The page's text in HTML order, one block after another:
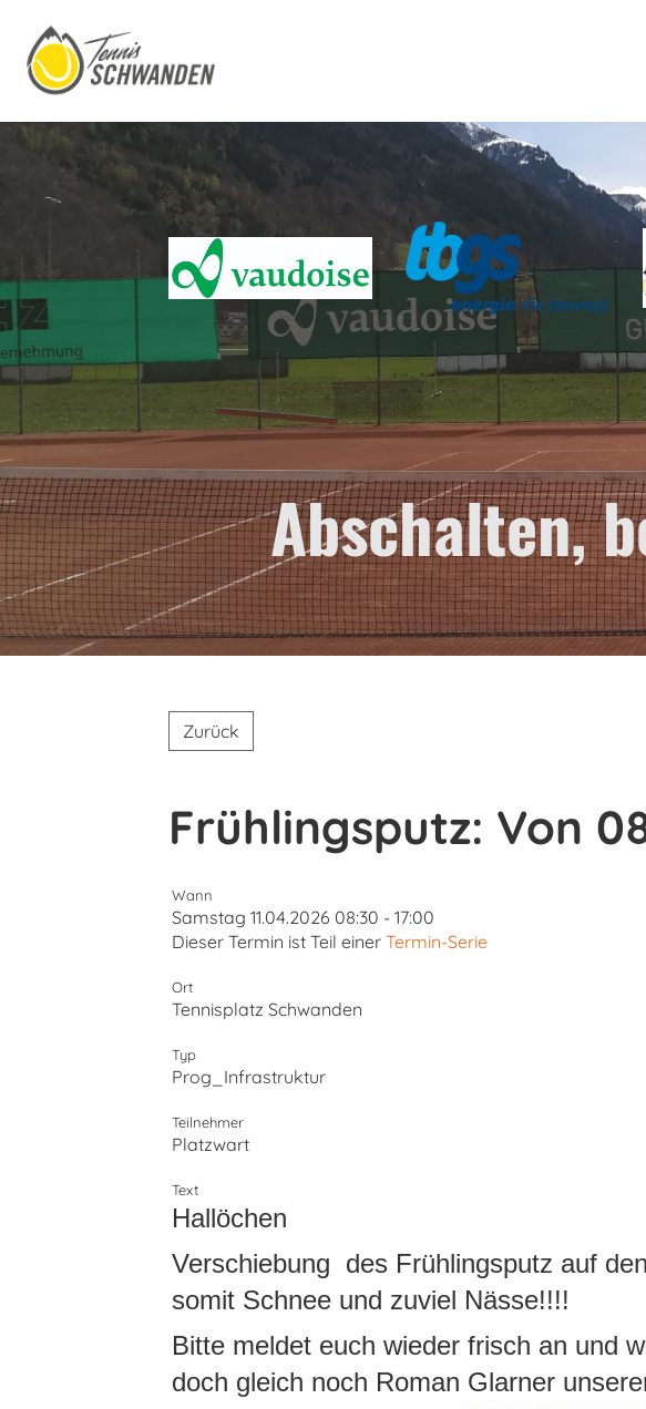
Abschalten,
Zurück
Frühlingsputz: Von
Wann
Samstag 11.04.2026 08:30 - 17:00
Dieser Termin ist Teil einer Termin-Serie
Ort
Tennisplatz Schwanden
Typ
Prog_Infrastruktur
Teilnehmer
Platzwart
Text
Hallöchen
Verschiebung des Frühlingsputz auf
somit Schnee und zuviel Nässe!!!!
Bitte meldet euch wieder frisch an und
doch gleich noch Roman Glarner